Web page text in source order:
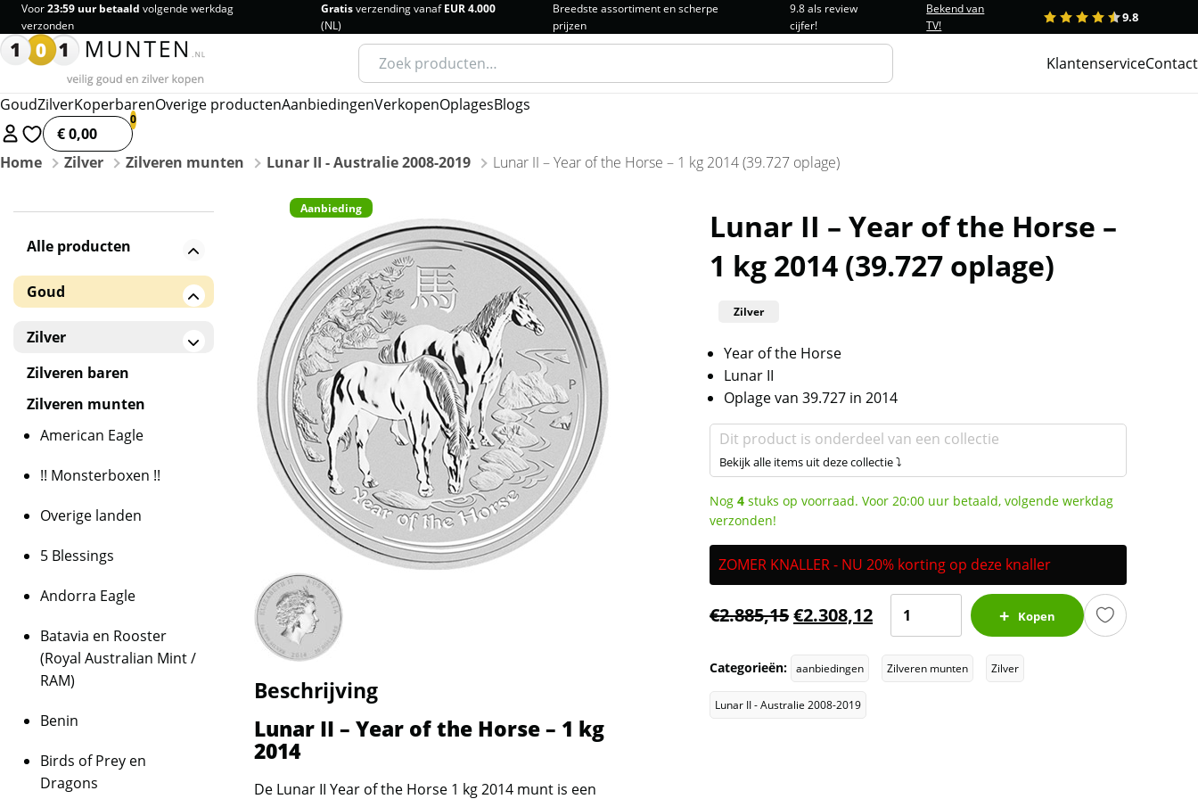
Voor23:59 uur betaald volgende werkdag
verzonden
Gratisverzending vanafEUR 4.000
(NL)
Breedste assortiment en scherpe
prijzen
9.8 als review
cijfer!
Bekend van
TV!
1 2 3 4 5 9.8
Zoeken
naar:
KlantenserviceContact
GoudZilverKoperbarenOverige productenAanbiedingenVerkopenOplagesBlogs
€ 0,00
Home
Zilver Zilveren munten Lunar II - Australie 2008-2019 Lunar II – Year of the Horse – 1 kg 2014 (39.727 oplage)
Aanbieding
Beschrijving
Lunar II – Year of the Horse – 1 kg
2014
De Lunar II Year of the Horse 1 kg 2014 munt is een
Lunar II – Year of the Horse –
1 kg 2014 (39.727 oplage)
Zilver
Year of the Horse
Lunar II
Oplage van 39.727 in 2014
Dit product is onderdeel van een collectie
Bekijk alle items uit deze collectie ⤵
Nog4 stuks op voorraad. Voor 20:00 uur betaald, volgende werkdag
verzonden!
ZOMER KNALLER - NU 20% korting op deze knaller
€2.885,15€2.308,12
Year
Kopen
Categorieën: aanbiedingen Zilveren munten Zilver
Lunar II - Australie 2008-2019
Alle producten
Goud
Gouden baren
Zilver
Zilveren baren
Zilveren munten
American Eagle
!! Monsterboxen !!
Overige landen
5 Blessings
Andorra Eagle
Batavia en Rooster
(Royal Australian Mint /
RAM)
Benin
Birds of Prey en
Dragons